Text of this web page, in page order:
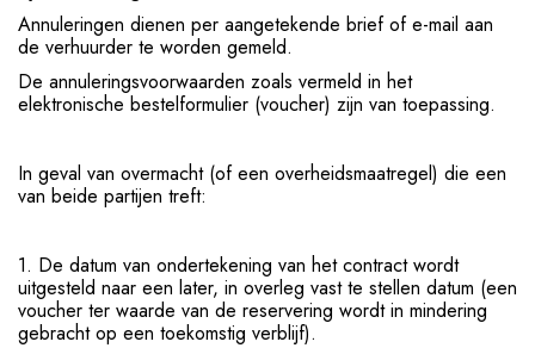
Annuleringen dienen per aangetekende brief of e-mail aan
de verhuurder te worden gemeld.
De annuleringsvoorwaarden zoals vermeld in het
elektronische bestelformulier (voucher) zijn van toepassing.
In geval van overmacht (of een overheidsmaatregel) die een
van beide partijen treft:
1. De datum van ondertekening van het contract wordt
uitgesteld naar een later, in overleg vast te stellen datum (een
voucher ter waarde van de reservering wordt in mindering
gebracht op een toekomstig verblijf).